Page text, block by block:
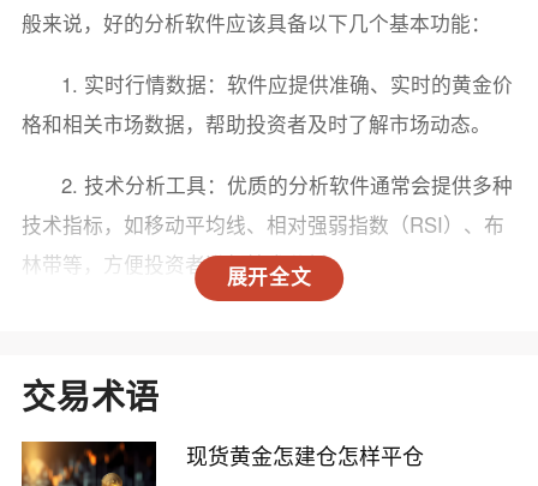
展开全文
般来说，好的分析软件应该具备以下几个基本功能：
1. 实时行情数据：软件应提供准确、实时的黄金价
格和相关市场数据，帮助投资者及时了解市场动态。
2. 技术分析工具：优质的分析软件通常会提供多种
技术指标，如移动平均线、相对强弱指数（RSI）、布
林带等，方便投资者进行技术分析。
报告，对于投资者判断市场动向至关重要。
交易术语
现货黄金怎建仓怎样平仓